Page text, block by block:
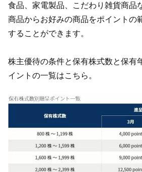
食品、家電製品、こだわり雑貨商品
商品からお好みの商品をポイントの
することができます。
株主優待の条件と保有株式数と保有
イントの一覧はこちら。